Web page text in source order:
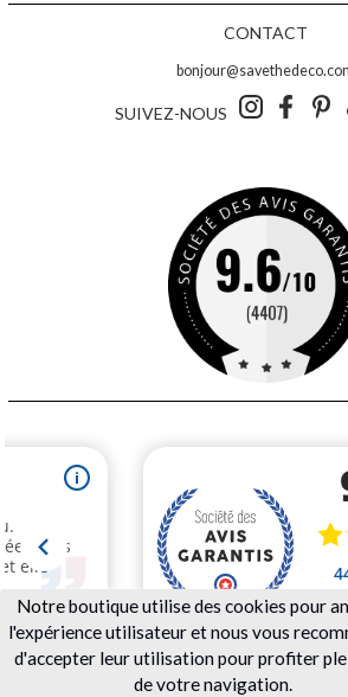
Notreboutique utilise des cookies pour
l'expérience utilisateur et nous vous
d'accepter leur utilisation pour profiter
de votre navigation.
CONTACT
SUIVEZ-NOUS